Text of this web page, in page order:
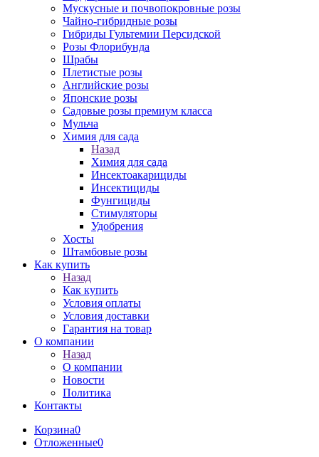
Мускусные и почвопокровные розы
Чайно-гибридные розы
Гибриды Гультемии Персидской
Розы Флорибунда
Шрабы
Плетистые розы
Английские розы
Японские розы
Садовые розы премиум класса
Мульча
Химия для сада
Назад
Химия для сада
Инсектоакарициды
Инсектициды
Фунгициды
Стимуляторы
Удобрения
Хосты
Штамбовые розы
Как купить
Назад
Как купить
Условия оплаты
Условия доставки
Гарантия на товар
О компании
Назад
О компании
Новости
Политика
Контакты
Корзина0
Отложенные0